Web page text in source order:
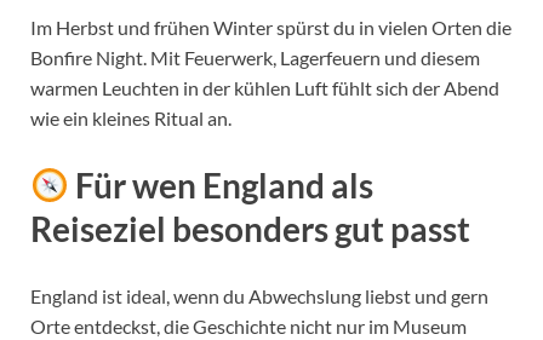
Im Herbst und frühen Winter spürst du in vielen Orten die
Bonfire Night. Mit Feuerwerk, Lagerfeuern und diesem
warmen Leuchten in der kühlen Luft fühlt sich der Abend
wie ein kleines Ritual an.
Für wen England als
Reiseziel besonders gut passt
England ist ideal, wenn du Abwechslung liebst und gern
Orte entdeckst, die Geschichte nicht nur im Museum